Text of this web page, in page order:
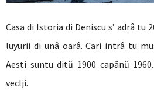
Casa di Istoria di Deniscu s’ adrâ tu
luyurii di unâ oarâ. Cari intrâ tu
Aesti suntu ditŭ 1900 capânŭ
veclji.